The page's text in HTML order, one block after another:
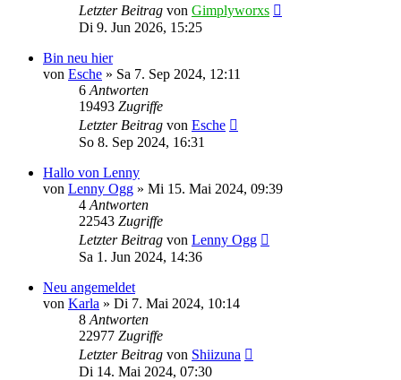
Letzter Beitrag von Gimplyworxs
Di 9. Jun 2026, 15:25
Bin neu hier
von Esche » Sa 7. Sep 2024, 12:11
6 Antworten
19493 Zugriffe
Letzter Beitrag von Esche
So 8. Sep 2024, 16:31
Hallo von Lenny
von Lenny Ogg » Mi 15. Mai 2024, 09:39
4 Antworten
22543 Zugriffe
Letzter Beitrag von Lenny Ogg
Sa 1. Jun 2024, 14:36
Neu angemeldet
von Karla » Di 7. Mai 2024, 10:14
8 Antworten
22977 Zugriffe
Letzter Beitrag von Shiizuna
Di 14. Mai 2024, 07:30